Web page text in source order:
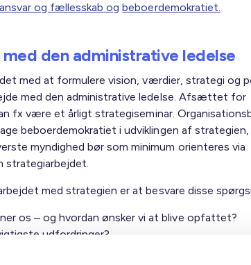
og fællesskab og beboerdemokratiet.
den administrative ledelse
med at formulere vision, værdier, strategi og
med den administrative ledelse. Afsættet for
fx være et årligt strategiseminar.
beboerdemokratiet i udviklingen af strategien,
myndighed bør som minimum orienteres via
strategiarbejdet.
med strategien er at besvare disse
os – og hvordan ønsker vi at blive opfattet?
udfordringer?